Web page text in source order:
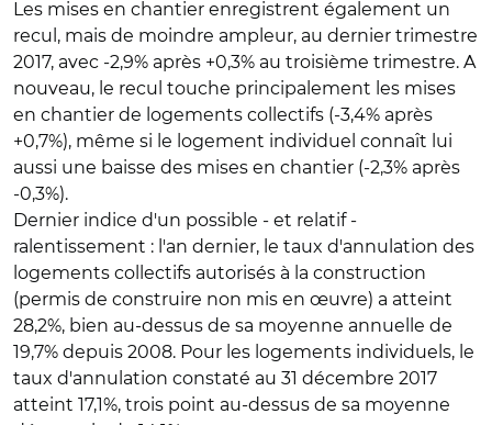
Les mises en chantier enregistrent également un
recul, mais de moindre ampleur, au dernier trimestre
2017, avec -2,9% après +0,3% au troisième trimestre. A
nouveau, le recul touche principalement les mises
en chantier de logements collectifs (-3,4% après
+0,7%), même si le logement individuel connaît lui
aussi une baisse des mises en chantier (-2,3% après
-0,3%).
Dernier indice d'un possible - et relatif -
ralentissement : l'an dernier, le taux d'annulation des
logements collectifs autorisés à la construction
(permis de construire non mis en œuvre) a atteint
28,2%, bien au-dessus de sa moyenne annuelle de
19,7% depuis 2008. Pour les logements individuels, le
taux d'annulation constaté au 31 décembre 2017
atteint 17,1%, trois point au-dessus de sa moyenne